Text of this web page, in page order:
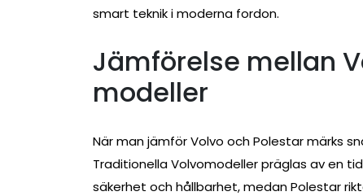
smart teknik i moderna fordon.
Jämförelse mellan
modeller
När man jämför Volvo och Polestar märks
Traditionella Volvomodeller präglas av en
säkerhet och hållbarhet, medan Polestar